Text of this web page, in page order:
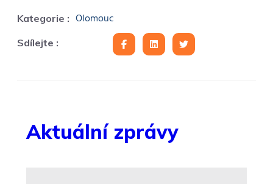
Kategorie : Olomouc
Sdílejte :
Aktuální zprávy